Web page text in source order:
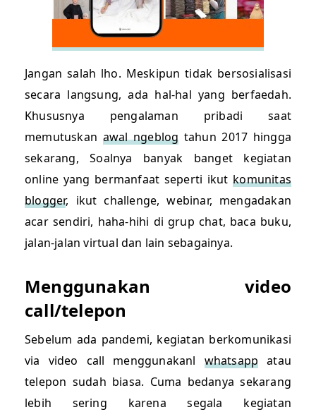
Jangan salah lho. Meskipun tidak bersosialisasi
secara langsung, ada hal-hal yang berfaedah.
Khususnya pengalaman pribadi saat
memutuskan awal ngeblog tahun 2017 hingga
sekarang, Soalnya banyak banget kegiatan
online yang bermanfaat seperti ikutkomunitas
blogger, ikut challenge, webinar, mengadakan
acar sendiri, haha-hihi di grup chat, baca buku,
jalan-jalan virtual dan lain sebagainya.
Menggunakan video
call/telepon
Sebelum ada pandemi, kegiatan berkomunikasi
via video call menggunakanl whatsapp atau
telepon sudah biasa. Cuma bedanya sekarang
lebih sering karena segala kegiatan